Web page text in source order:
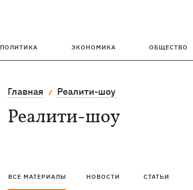
ПОЛИТИКА ЭКОНОМИКА ОБЩЕСТВО
Главная Реалити-шоу
Реалити-шоу
ВСЕ МАТЕРИАЛЫ НОВОСТИ СТАТЬИ